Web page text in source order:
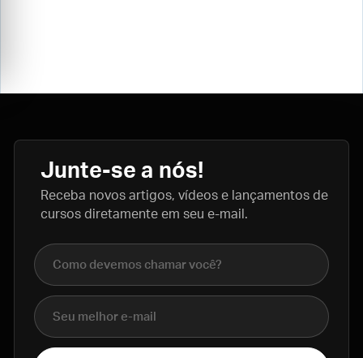
Junte-se a nós!
Receba novos artigos, vídeos e lançamentos de
cursos diretamente em seu e-mail.
Nome completo
E-mail